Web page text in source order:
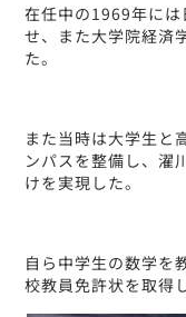
在任中の1969年には
せ、また大学院経済
た。
また当時は大学生と
ンパスを整備し、濯
けを実現した。
自ら中学生の数学を
校教員免許状を取得